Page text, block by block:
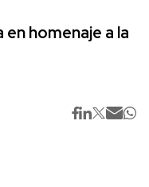
en homenaje a la